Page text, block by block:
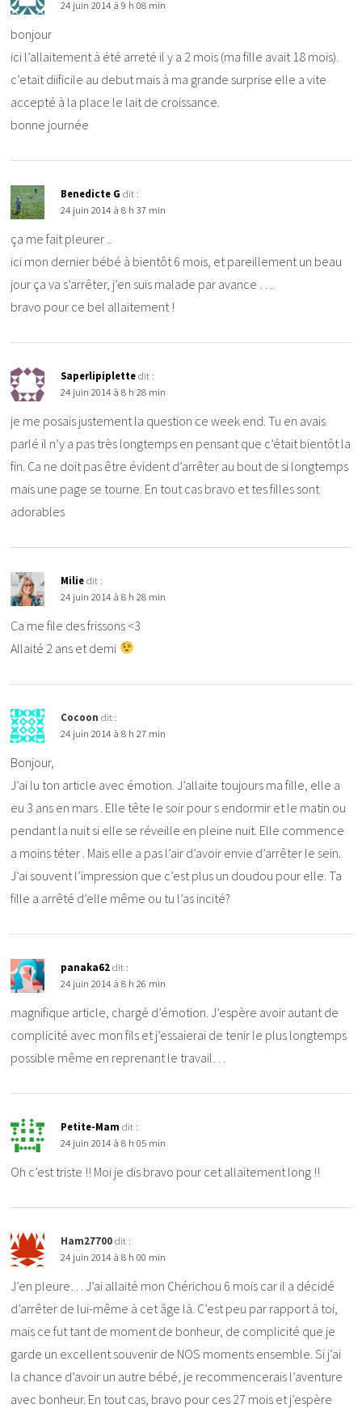
24 juin 2014 à 9 h 08 min
bonjour
ici l’allaitement à été arreté il y a 2 mois (ma fille avait 18 mois).
c’etait diificile au debut mais à ma grande surprise elle a vite
accepté à la place le lait de croissance.
bonne journée
Benedicte G dit :
24 juin 2014 à 8 h 37 min
ça me fait pleurer ..
ici mon dernier bébé à bientôt 6 mois, et pareillement un beau
jour ça va s’arrêter, j’en suis malade par avance ….
bravo pour ce bel allaitement !
Saperlipiplette dit :
24 juin 2014 à 8 h 28 min
je me posais justement la question ce week end. Tu en avais
parlé il n’y a pas très longtemps en pensant que c’était bientôt la
fin. Ca ne doit pas être évident d’arrêter au bout de si longtemps
mais une page se tourne. En tout cas bravo et tes filles sont
adorables
Milie dit :
24 juin 2014 à 8 h 28 min
Ca me file des frissons <3
Allaité 2 ans et demi
Cocoon dit :
24 juin 2014 à 8 h 27 min
Bonjour,
J’ai lu ton article avec émotion. J’allaite toujours ma fille, elle a
eu 3 ans en mars . Elle tête le soir pour s endormir et le matin ou
pendant la nuit si elle se réveille en pleine nuit. Elle commence
a moins téter . Mais elle a pas l’air d’avoir envie d’arrêter le sein.
J’ai souvent l’impression que c’est plus un doudou pour elle. Ta
fille a arrêté d’elle même ou tu l’as incité?
panaka62 dit :
24 juin 2014 à 8 h 26 min
magnifique article, chargé d’émotion. J’espère avoir autant de
complicité avec mon fils et j’essaierai de tenir le plus longtemps
possible même en reprenant le travail…
Petite-Mam dit :
24 juin 2014 à 8 h 05 min
Oh c’est triste !! Moi je dis bravo pour cet allaitement long !!
Ham27700 dit :
24 juin 2014 à 8 h 00 min
J’en pleure… J’ai allaité mon Chérichou 6 mois car il a décidé
d’arrêter de lui-même à cet âge là. C’est peu par rapport à toi,
mais ce fut tant de moment de bonheur, de complicité que je
garde un excellent souvenir de NOS moments ensemble. Si j’ai
la chance d’avoir un autre bébé, je recommencerais l’aventure
avec bonheur. En tout cas, bravo pour ces 27 mois et j’espère